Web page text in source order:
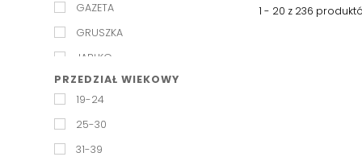
GAZETA
GRUSZKA
JABŁKO
KLEPSYDRA
KOLUMNA
PROSTOKĄT
ROŻEK
PRZEDZIAŁ WIEKOWY
19-24
25-30
31-39
1 - 20 z 236